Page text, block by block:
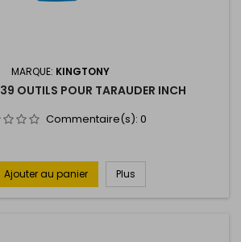
MARQUE: KINGTONY
OUTILS POUR TARAUDER INCH
Commentaire(s): 0
Ajouter au panier Plus